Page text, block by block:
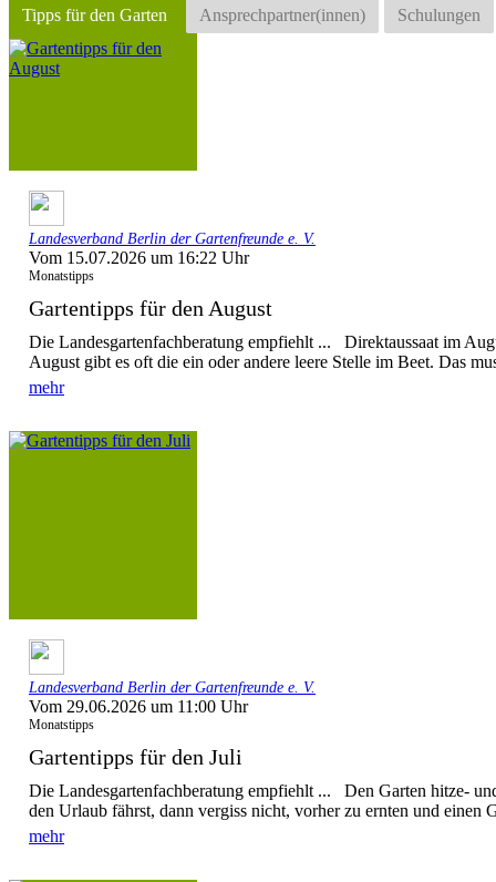
Tipps für den Garten Ansprechpartner(innen) Schulungen
Landesverband Berlin der Gartenfreunde e. V.
Vom 15.07.2026 um 16:22 Uhr
Monatstipps
Gartentipps für den August
Die Landesgartenfachberatung empfiehlt ... Direktaussaat im
August gibt es oft die ein oder andere leere Stelle im Beet. Das
mehr
Landesverband Berlin der Gartenfreunde e. V.
Vom 29.06.2026 um 11:00 Uhr
Monatstipps
Gartentipps für den Juli
Die Landesgartenfachberatung empfiehlt ... Den Garten hitze-
den Urlaub fährst, dann vergiss nicht, vorher zu ernten und einen
mehr